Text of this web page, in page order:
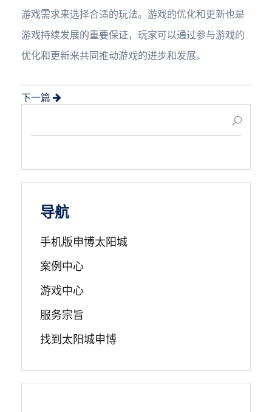
游戏需求来选择合适的玩法。游戏的优化和更新也是
游戏持续发展的重要保证，玩家可以通过参与游戏的
优化和更新来共同推动游戏的进步和发展。
下一篇
导航
手机版申博太阳城
案例中心
游戏中心
服务宗旨
找到太阳城申博